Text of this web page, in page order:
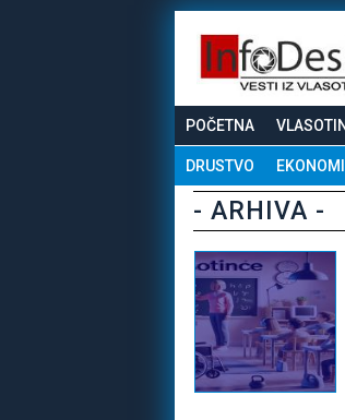
POČETNA
DRUSTVO
- ARHIVA -